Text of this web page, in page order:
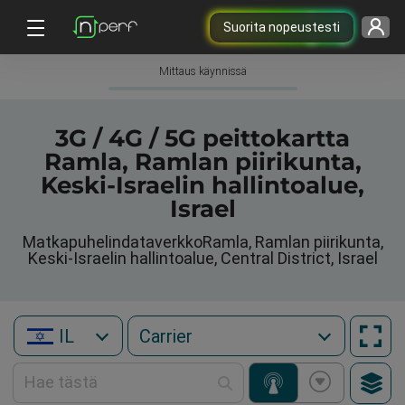
Suorita nopeustesti
Mittaus käynnissä
3G / 4G / 5G peittokartta
Ramla, Ramlan piirikunta,
Keski-Israelin hallintoalue,
Israel
MatkapuhelindataverkkoRamla, Ramlan piirikunta,
Keski-Israelin hallintoalue, Central District, Israel
IL